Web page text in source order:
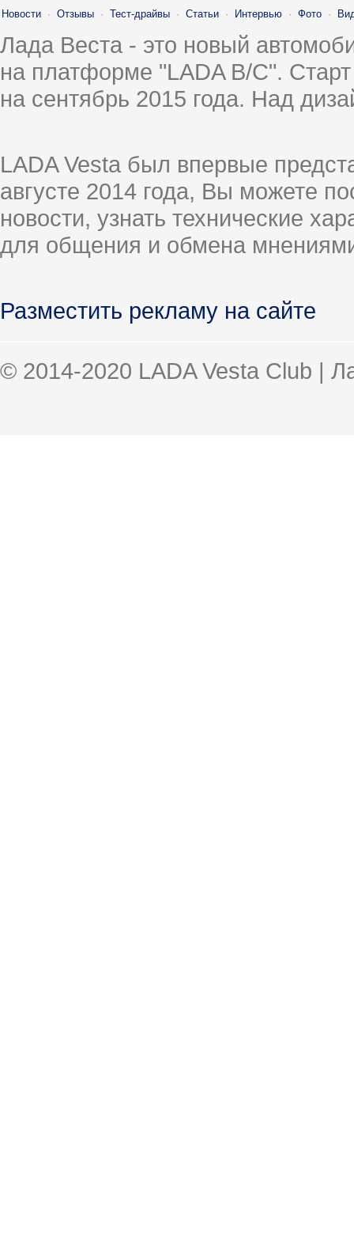
Новости · Отзывы · Тест-драйвы · Статьи · Интервью · Фото ·
Лада Веста - это новый
на платформе "LADA B/C".
на сентябрь 2015 года. Над
LADA Vesta был впервые
августе 2014 года, Вы можете
новости, узнать технические
для общения и обмена
Разместить рекламу на сайте
© 2014-2020 LADA Vesta Club |